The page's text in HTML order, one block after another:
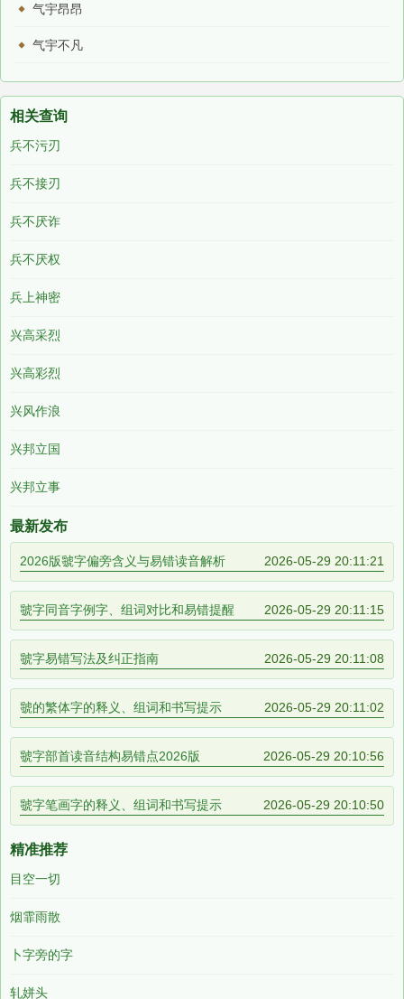
气宇昂昂
气宇不凡
相关查询
兵不污刃
兵不接刃
兵不厌诈
兵不厌权
兵上神密
兴高采烈
兴高彩烈
兴风作浪
兴邦立国
兴邦立事
最新发布
2026版虢字偏旁含义与易错读音解析 2026-05-29 20:11:21
虢字同音字例字、组词对比和易错提醒 2026-05-29 20:11:15
虢字易错写法及纠正指南 2026-05-29 20:11:08
虢的繁体字的释义、组词和书写提示 2026-05-29 20:11:02
虢字部首读音结构易错点2026版 2026-05-29 20:10:56
虢字笔画字的释义、组词和书写提示 2026-05-29 20:10:50
精准推荐
目空一切
烟霏雨散
卜字旁的字
轧姘头